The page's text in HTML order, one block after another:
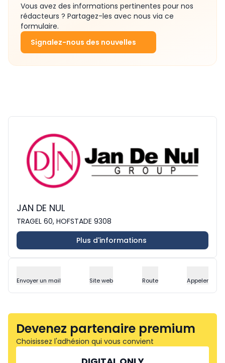
Vous avez des informations pertinentes pour nos
rédacteurs ? Partagez-les avec nous via ce
formulaire.
Signalez-nous des nouvelles
JAN DE NUL
TRAGEL 60, HOFSTADE 9308
Plus d'informations
Envoyer un mail Site web Route Appeler
Devenez partenaire premium
Choisissez l'adhésion qui vous convient